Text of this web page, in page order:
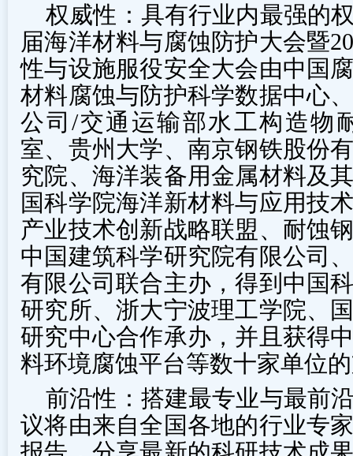
权威性：具有行业内最强的
届海洋材料与腐蚀防护大会暨
性与设施服役安全大会由中国
材料腐蚀与防护科学数据中心
公司/交通运输部水工构造物
室、贵州大学、南京钢铁股份
究院、海洋装备用金属材料及
国科学院海洋新材料与应用技
产业技术创新战略联盟、耐蚀
中国建筑科学研究院有限公司
有限公司联合主办，得到中国
研究所、浙大宁波理工学院、
研究中心合作承办，并且获得
料环境腐蚀平台等数十家单位
前沿性：搭建最专业与最前
议将由来自全国各地的行业专